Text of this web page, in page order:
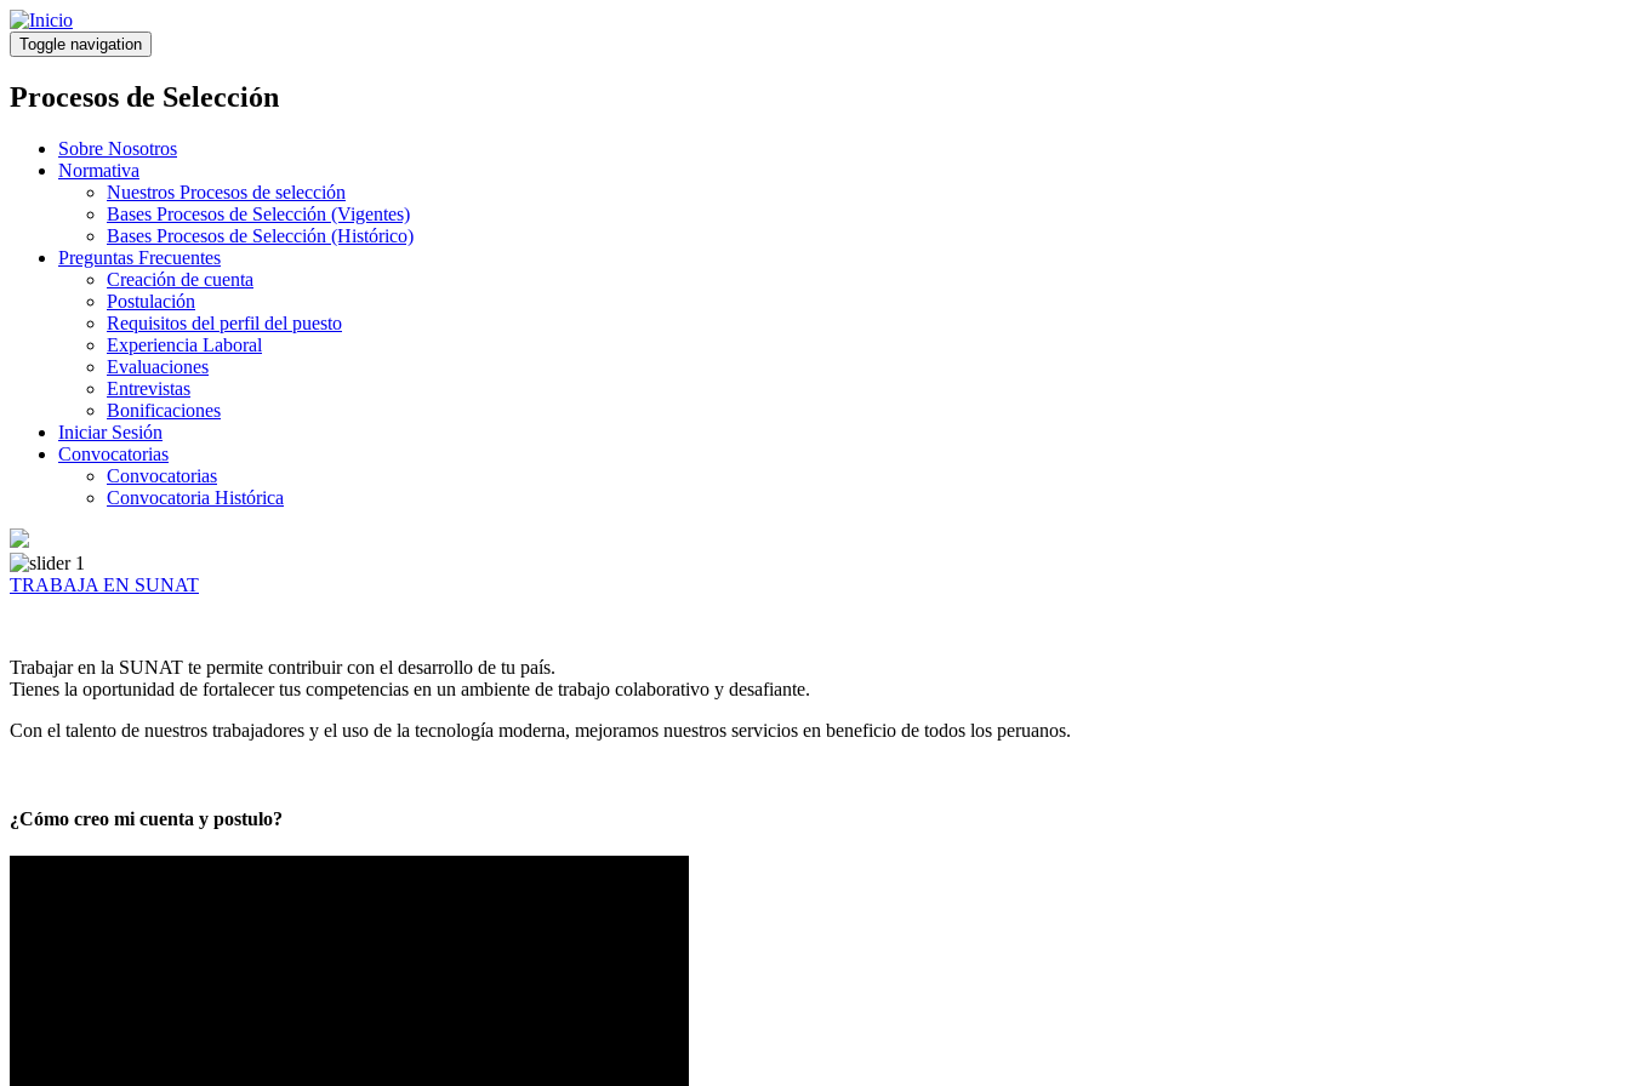
Pasar
al
contenido
principal
Toggle navigation
Procesos de Selección
Sobre Nosotros
Normativa
Nuestros Procesos de selección
Bases Procesos de Selección (Vigentes)
Bases Procesos de Selección (Histórico)
Preguntas Frecuentes
Creación de cuenta
Postulación
Requisitos del perfil del puesto
Experiencia Laboral
Evaluaciones
Entrevistas
Bonificaciones
Iniciar Sesión
Convocatorias
Convocatorias
Convocatoria Histórica
TRABAJA EN SUNAT
Trabajar en la SUNAT te permite contribuir con el desarrollo de tu país.
Tienes la oportunidad de fortalecer tus competencias en un ambiente de trabajo colaborativo y desafiante.
Con el talento de nuestros trabajadores y el uso de la tecnología moderna, mejoramos nuestros servicios en beneficio de todos los peruanos.
¿Cómo creo mi cuenta y postulo?